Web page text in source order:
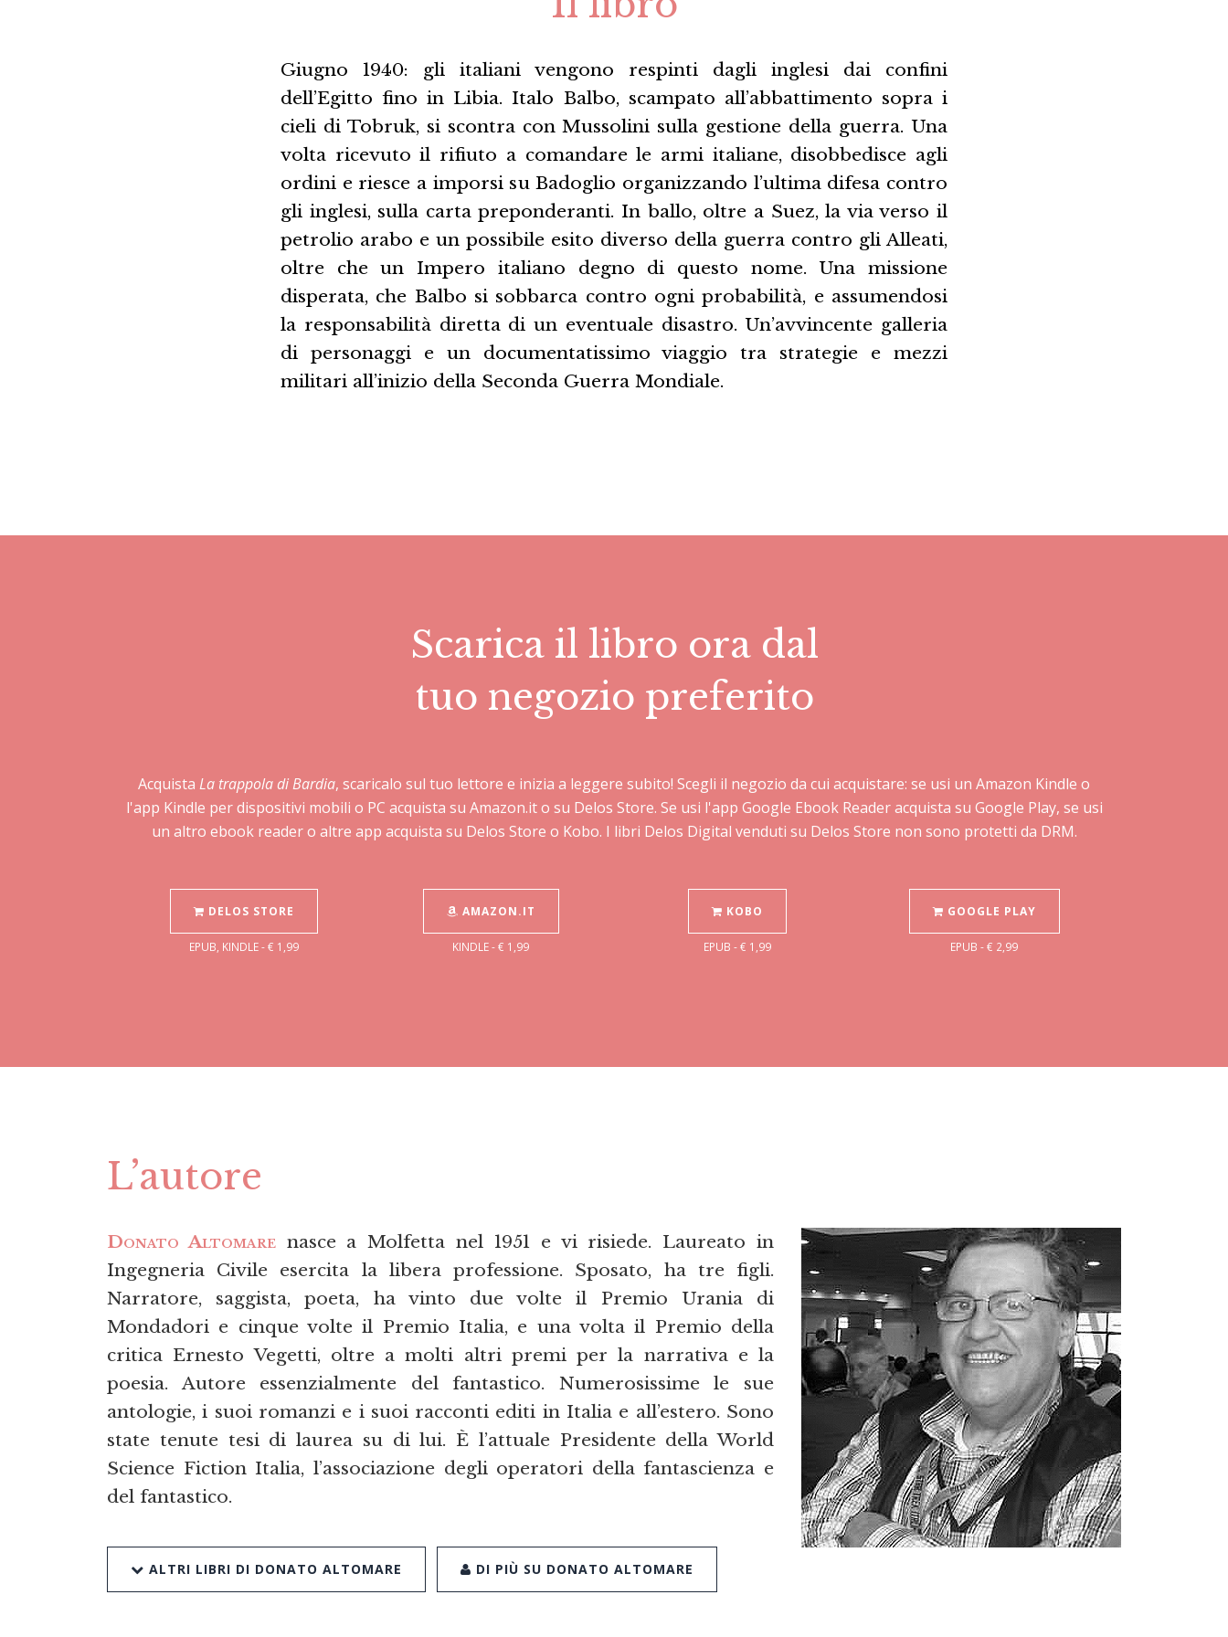
Giugno 1940: gli italiani vengono respinti dagli inglesi dai confini
dell’Egitto fino in Libia. Italo Balbo, scampato all’abbattimento sopra i
cieli di Tobruk, si scontra con Mussolini sulla gestione della guerra. Una
volta ricevuto il rifiuto a comandare le armi italiane, disobbedisce agli
ordini e riesce a imporsi su Badoglio organizzando l’ultima difesa contro
gli inglesi, sulla carta preponderanti. In ballo, oltre a Suez, la via verso il
petrolio arabo e un possibile esito diverso della guerra contro gli Alleati,
oltre che un Impero italiano degno di questo nome. Una missione
disperata, che Balbo si sobbarca contro ogni probabilità, e assumendosi
la responsabilità diretta di un eventuale disastro. Un’avvincente galleria
di personaggi e un documentatissimo viaggio tra strategie e mezzi
militari all’inizio della Seconda Guerra Mondiale.
Scarica il libro ora dal
tuo negozio preferito
Acquista La trappola di Bardia, scaricalo sul tuo lettore e inizia a leggere subito! Scegli il negozio da cui acquistare: se usi un Amazon Kindle o
l'app Kindle per dispositivi mobili o PC acquista su Amazon.it o su Delos Store. Se usi l'app Google Ebook Reader acquista su Google Play, se usi
un altro ebook reader o altre app acquista su Delos Store o Kobo. I libri Delos Digital venduti su Delos Store non sono protetti da DRM.
DELOS STORE
EPUB, KINDLE - € 1,99
AMAZON.IT
KINDLE - € 1,99
KOBO
EPUB - € 1,99
GOOGLE PLAY
EPUB - € 2,99
L’autore
Donato Altomarenasce a Molfetta nel 1951 e vi risiede. Laureato in
Ingegneria Civile esercita la libera professione. Sposato, ha tre figli.
Narratore, saggista, poeta, ha vinto due volte il Premio Urania di
Mondadori e cinque volte il Premio Italia, e una volta il Premio della
critica Ernesto Vegetti, oltre a molti altri premi per la narrativa e la
poesia. Autore essenzialmente del fantastico. Numerosissime le sue
antologie, i suoi romanzi e i suoi racconti editi in Italia e all’estero. Sono
state tenute tesi di laurea su di lui. È l’attuale Presidente della World
Science Fiction Italia, l’associazione degli operatori della fantascienza e
del fantastico.
ALTRI LIBRI DI DONATO ALTOMARE DI PIÙ SU DONATO ALTOMARE